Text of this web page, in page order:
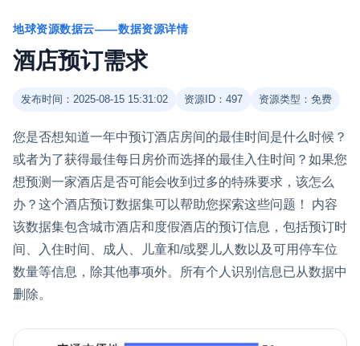
地球资源数据云——数据资源详情
酒店预订需求
发布时间：2025-08-15 15:31:02 资源ID：497 资源类型：免费
您是否想知道一年中预订酒店房间的最佳时间是什么时候？
或者为了获得最佳每日房价而选择的最佳入住时间？如果您
想预测一家酒店是否可能会收到过多的特殊要求，该怎么
办？这个酒店预订数据集可以帮助您探索这些问题！ 内容
该数据集包含城市酒店和度假酒店的预订信息，包括预订时
间、入住时间、成人、儿童和/或婴儿人数以及可用停车位
数量等信息，除其他事项外。所有个人识别信息已从数据中
删除。